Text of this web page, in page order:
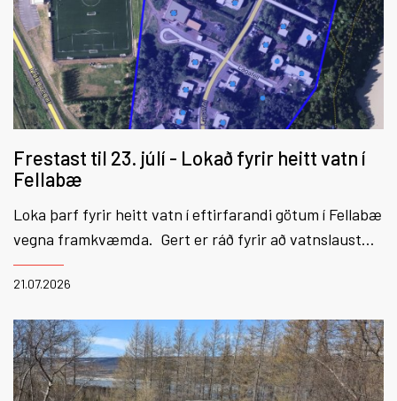
21.07.2026
Frestast til 23. júlí - Lokað fyrir heitt vatn í
Fellabæ
Loka þarf fyrir heitt vatn í eftirfarandi götum í Fellabæ
vegna framkvæmda. Gert er ráð fyrir að vatnslaust
verði frá kl 9 og fram eftir degi. Beðist er velvirðingar
á óþægindum sem þetta kann að valda.